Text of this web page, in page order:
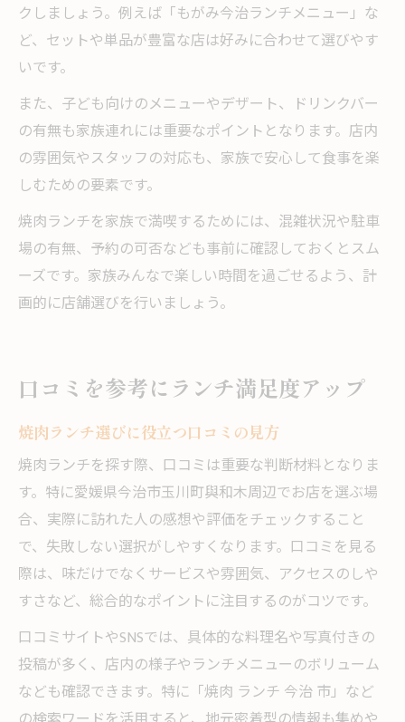
クしましょう。例えば「もがみ今治ランチメニュー」な
ど、セットや単品が豊富な店は好みに合わせて選びやす
いです。
また、子ども向けのメニューやデザート、ドリンクバー
の有無も家族連れには重要なポイントとなります。店内
の雰囲気やスタッフの対応も、家族で安心して食事を楽
しむための要素です。
焼肉ランチを家族で満喫するためには、混雑状況や駐車
場の有無、予約の可否なども事前に確認しておくとスム
ーズです。家族みんなで楽しい時間を過ごせるよう、計
画的に店舗選びを行いましょう。
口コミを参考にランチ満足度アップ
焼肉ランチ選びに役立つ口コミの見方
焼肉ランチを探す際、口コミは重要な判断材料となりま
す。特に愛媛県今治市玉川町與和木周辺でお店を選ぶ場
合、実際に訪れた人の感想や評価をチェックすること
で、失敗しない選択がしやすくなります。口コミを見る
際は、味だけでなくサービスや雰囲気、アクセスのしや
すさなど、総合的なポイントに注目するのがコツです。
口コミサイトやSNSでは、具体的な料理名や写真付きの
投稿が多く、店内の様子やランチメニューのボリューム
なども確認できます。特に「焼肉 ランチ 今治 市」など